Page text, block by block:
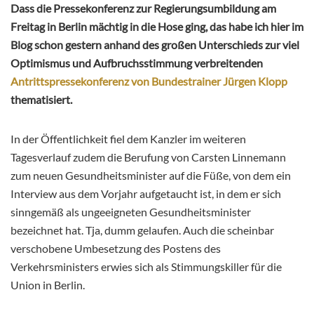
Dass die Pressekonferenz zur Regierungsumbildung am
Freitag in Berlin mächtig in die Hose ging, das habe ich hier im
Blog schon gestern anhand des großen Unterschieds zur viel
Optimismus und Aufbruchsstimmung verbreitenden
Antrittspressekonferenz von Bundestrainer Jürgen Klopp
thematisiert.
In der Öffentlichkeit fiel dem Kanzler im weiteren
Tagesverlauf zudem die Berufung von Carsten Linnemann
zum neuen Gesundheitsminister auf die Füße, von dem ein
Interview aus dem Vorjahr aufgetaucht ist, in dem er sich
sinngemäß als ungeeigneten Gesundheitsminister
bezeichnet hat. Tja, dumm gelaufen. Auch die scheinbar
verschobene Umbesetzung des Postens des
Verkehrsministers erwies sich als Stimmungskiller für die
Union in Berlin.